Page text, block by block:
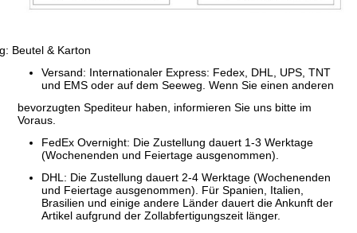
Beutel & Karton
Versand: Internationaler Express: Fedex, DHL, UPS, TNT
und EMS oder auf dem Seeweg. Wenn Sie einen anderen
bevorzugten Spediteur haben, informieren Sie uns bitte im
Voraus.
FedEx Overnight: Die Zustellung dauert 1-3 Werktage
(Wochenenden und Feiertage ausgenommen).
DHL: Die Zustellung dauert 2-4 Werktage (Wochenenden
und Feiertage ausgenommen). Für Spanien, Italien,
Brasilien und einige andere Länder dauert die Ankunft der
Artikel aufgrund der Zollabfertigungszeit länger.